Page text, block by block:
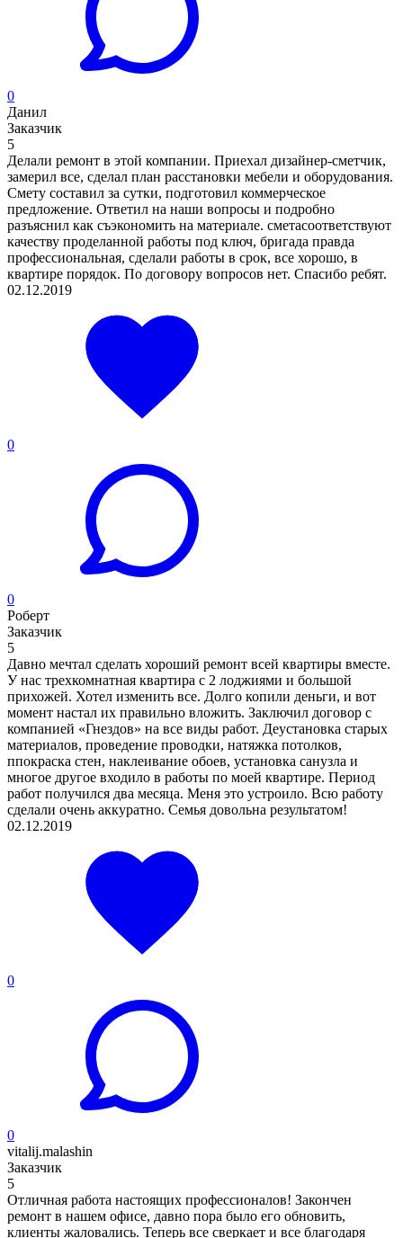
0
Данил
Заказчик
5
Делали ремонт в этой компании. Приехал дизайнер-сметчик,
замерил все, сделал план расстановки мебели и оборудования.
Смету составил за сутки, подготовил коммерческое
предложение. Ответил на наши вопросы и подробно
разъяснил как съэкономить на материале. сметасоответствуют
качеству проделанной работы под ключ, бригада правда
профессиональная, сделали работы в срок, все хорошо, в
квартире порядок. По договору вопросов нет. Спасибо ребят.
02.12.2019
0
0
Роберт
Заказчик
5
Давно мечтал сделать хороший ремонт всей квартиры вместе.
У нас трехкомнатная квартира с 2 лоджиями и большой
прихожей. Хотел изменить все. Долго копили деньги, и вот
момент настал их правильно вложить. Заключил договор с
компанией «Гнездов» на все виды работ. Деустановка старых
материалов, проведение проводки, натяжка потолков,
ппокраска стен, наклеивание обоев, установка санузла и
многое другое входило в работы по моей квартире. Период
работ получился два месяца. Меня это устроило. Всю работу
сделали очень аккуратно. Семья довольна результатом!
02.12.2019
0
0
vitalij.malashin
Заказчик
5
Отличная работа настоящих профессионалов! Закончен
ремонт в нашем офисе, давно пора было его обновить,
клиенты жаловались. Теперь все сверкает и все благодаря